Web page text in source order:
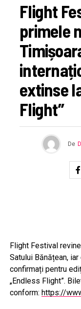
Flight
primele
extinse
Flight”
De
Flight Festival
Satului Bănățean,
confirmați pentru
„Endless Flight”.
conform: https://